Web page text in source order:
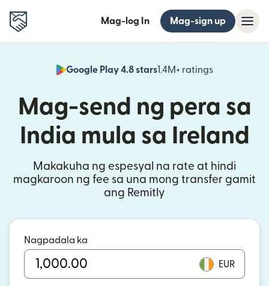
Mag-log In Mag-sign up
Google Play 4.8 stars1.4M+ ratings
(bubukas
Mag-send ng pera sa
India mula sa Ireland
Makakuha ng espesyal na rate at hindi
magkaroon ng fee sa una mong transfer gamit
ang Remitly
Nagpadala ka
EUR